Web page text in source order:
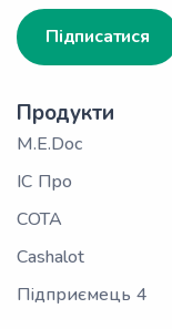
Підписатися
Продукти
M.E.Doc
ІС Про
СОТА
Cashalot
Підприємець 4